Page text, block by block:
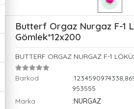
Butterf Orgaz Nurgaz F-1
Gömlek*12x200
BUTTERF ORGAZ NURGAZ F-1
Barkod
953555
Marka
:NURGAZ